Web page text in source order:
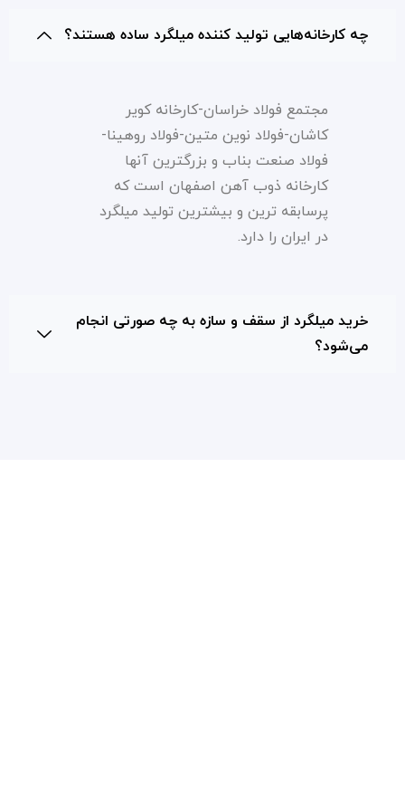
چه کارخانه‌هایی تولید کننده میلگرد ساده هستند؟
مجتمع فولاد خراسان-کارخانه کویر
کاشان-فولاد نوین متین-فولاد روهینا-
فولاد صنعت بناب و بزرگترین آنها
کارخانه ذوب آهن اصفهان است که
پرسابقه ترین و بیشترین تولید میلگرد
در ایران را دارد.
خرید میلگرد از سقف و سازه به چه صورتی انجام
می‌شود؟